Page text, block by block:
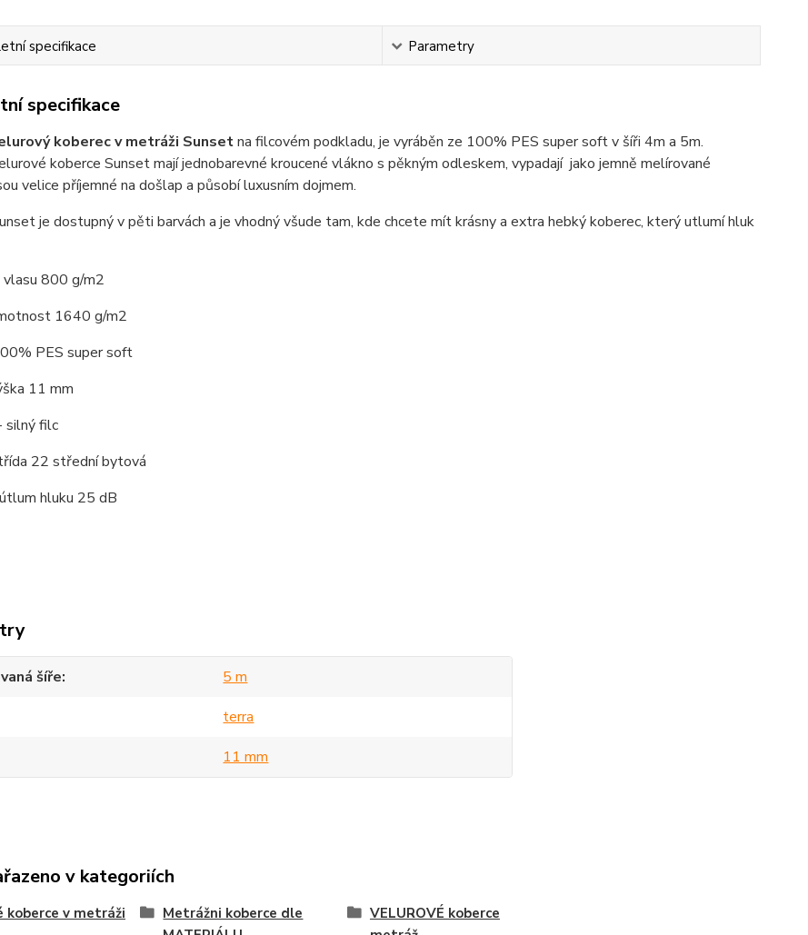
specifikace Parametry
specifikace
koberec v metráži Sunsetna filcovém podkladu, je vyráběn ze 100% PES super soft v šíři 4m a 5m.
koberce Sunset mají jednobarevné kroucené vlákno s pěkným odleskem, vypadají jako jemně melírované
velice příjemné na došlap a působí luxusním dojmem.
je dostupný v pěti barvách a je vhodný všude tam, kde chcete mít krásny a extra hebký koberec, který utlumí hluk
800 g/m2
1640 g/m2
PES super soft
11 mm
silný filc
22 střední bytová
hluku 25 dB
šíře
5 m
terra
11 mm
v kategoriích
koberce v metráži
Metrážni koberce dle
VELUROVÉ koberce